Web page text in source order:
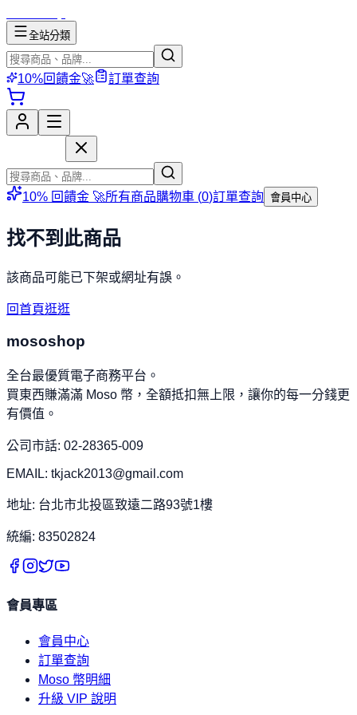
全站分類
10%回饋金🚀 訂單查詢
10% 回饋金 🚀所有商品購物車 (0)訂單查詢 會員中心
找不到此商品
該商品可能已下架或網址有誤。
回首頁逛逛
mososhop
全台最優質電子商務平台。
買東西賺滿滿 Moso 幣，全額抵扣無上限，讓你的每一分錢更
有價值。
公司市話: 02-28365-009
EMAIL: tkjack2013@gmail.com
地址: 台北市北投區致遠二路93號1樓
統編: 83502824
會員專區
會員中心
訂單查詢
Moso 幣明細
升級 VIP 說明